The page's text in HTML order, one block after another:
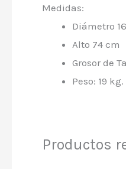
Medidas:
Diámetro
Alto 74 cm
Grosor de
Peso: 19 kg.
Productos